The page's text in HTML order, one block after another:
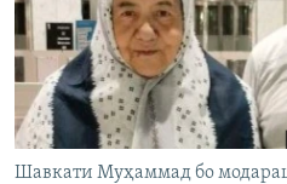
Шавкати Муҳаммад бо